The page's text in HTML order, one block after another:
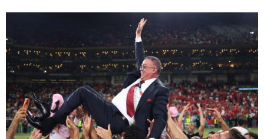
Insight Publications
À propos
Nous contacter
Formules d’abonnement